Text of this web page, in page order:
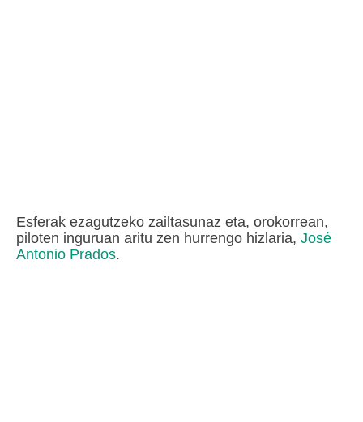
Esferak ezagutzeko zailtasunaz eta, orokorrean,
piloten inguruan aritu zen hurrengo hizlaria, José
Antonio Prados.